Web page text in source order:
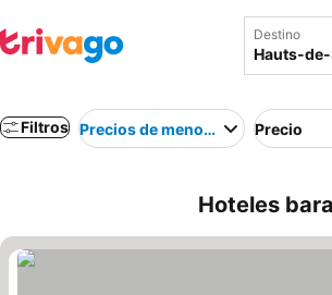
Destino
Filtros Precios de menor a mayorPrecio
Hoteles